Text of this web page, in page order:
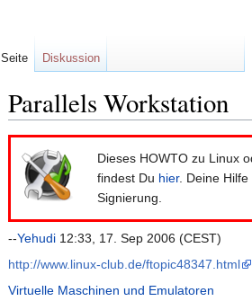
Parallels Workstation
Dieses HOWTO zu Linux
findest Du hier. Deine
Signierung.
--Yehudi 12:33, 17. Sep 2006 (CEST)
http://www.linux-club.de/ftopic48347.html
Virtuelle Maschinen und Emulatoren
Seite Diskussion